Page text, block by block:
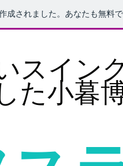
成されました。あなたも無料
スイン
た小暮